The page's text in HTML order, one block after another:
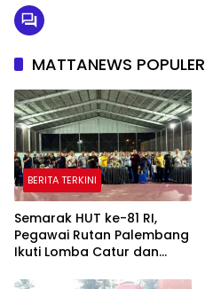
MATTANEWS POPULER
BERITA TERKINI
Semarak HUT ke-81 RI,
Pegawai Rutan Palembang
Ikuti Lomba Catur dan